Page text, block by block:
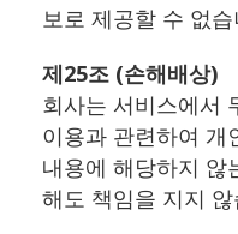
보로 제공할 수 없습
제25조 (손해배상)
회사는 서비스에서
이용과 관련하여 개
내용에 해당하지 않
해도 책임을 지지 않